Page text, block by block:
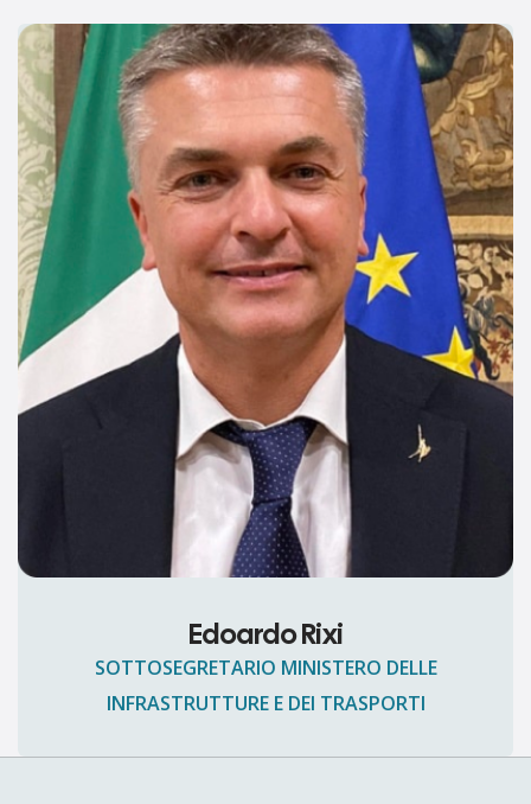
Edoardo Rixi
SOTTOSEGRETARIO MINISTERO DELLE
INFRASTRUTTURE E DEI TRASPORTI